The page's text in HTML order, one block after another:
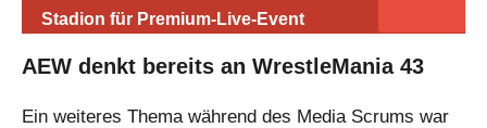
Stadion für Premium-Live-Event
AEW denkt bereits an WrestleMania 43
Ein weiteres Thema während des Media Scrums war